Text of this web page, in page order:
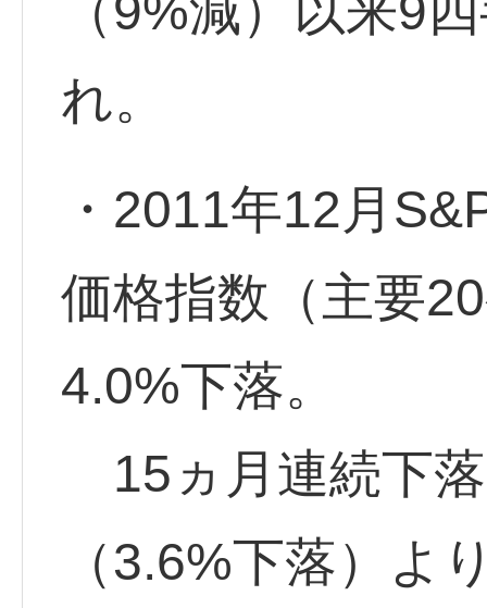
れ。
・2011年12月
価格指数（主要
4.0%下落。
15ヵ月連続下
（3.6%下落）よ